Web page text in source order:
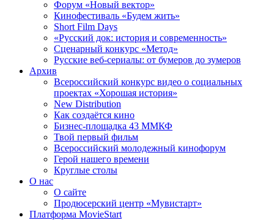
Форум «Новый вектор»
Кинофестиваль «Будем жить»
Short Film Days
«Русский док: история и современность»
Сценарный конкурс «Метод»
Русские веб-сериалы: от бумеров до зумеров
Архив
Всероссийский конкурс видео о социальных
проектах «Хорошая история»
New Distribution
Как создаётся кино
Бизнес-площадка 43 ММКФ
Твой первый фильм
Всероссийский молодежный кинофорум
Герой нашего времени
Круглые столы
О нас
О сайте
Продюсерский центр «Мувистарт»
Платформа MovieStart